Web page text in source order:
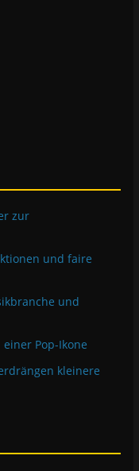
zur
und faire
und
einer Pop-Ikone
kleinere